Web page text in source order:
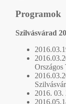
Programok
Szilvásvárad
Országos
2016. 03.